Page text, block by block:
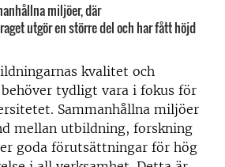
miljöer, där
utgör en större del och har fått höjd
kvalitet och
behöver tydligt vara i fokus för
Sammanhållna miljöer
mellan utbildning, forskning
goda förutsättningar för hög